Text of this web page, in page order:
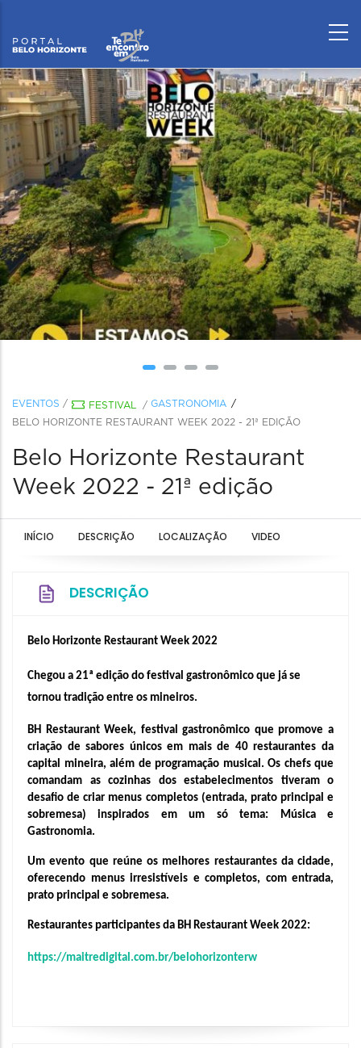
EVENTOS / FESTIVAL / GASTRONOMIA
BELO HORIZONTE RESTAURANT WEEK 2022 - 21ª EDIÇÃO
Belo Horizonte Restaurant
Week 2022 - 21ª edição
INÍCIO DESCRIÇÃO LOCALIZAÇÃO VIDEO
DESCRIÇÃO
Belo Horizonte Restaurant Week 2022
Chegou a 21ª edição do festival gastronômico que já se
tornou tradição entre os mineiros.
BH Restaurant Week, festival gastronômico que promove a
criação de sabores únicos em mais de 40 restaurantes da
capital mineira, além de programação musical. Os chefs que
comandam as cozinhas dos estabelecimentos tiveram o
desafio de criar menus completos (entrada, prato principal e
sobremesa) inspirados em um só tema: Música e
Gastronomia.
Um evento que reúne os melhores restaurantes da cidade,
oferecendo menus irresistíveis e completos, com entrada,
prato principal e sobremesa.
Restaurantes participantes da BH Restaurant Week 2022:
https://maitredigital.com.br/belohorizonterw